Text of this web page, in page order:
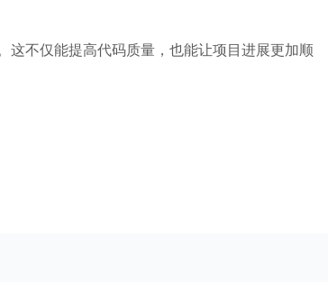
这不仅能提高代码质量，也能让项目进展更加顺